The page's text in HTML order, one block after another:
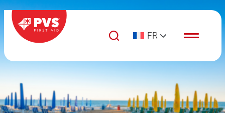
Passer au contenu
Navigation principale FR